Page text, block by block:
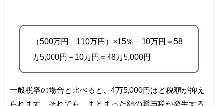
（500万円－110万円）×15％－10万円＝58
万5,000円－10万円＝48万5,000円
一般税率の場合と比べると、4万5,000円ほど税額が抑え
られます。それでも、まとまった額の贈与税が発生する